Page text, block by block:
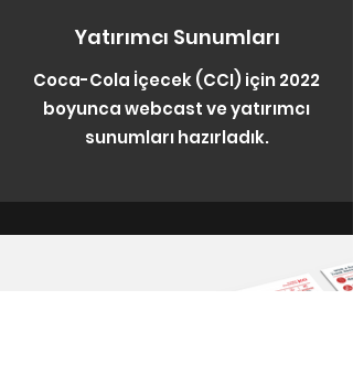
Yatırımcı Sunumları
Coca-Cola İçecek (CCI) için 2022
boyunca webcast ve yatırımcı
sunumları hazırladık.